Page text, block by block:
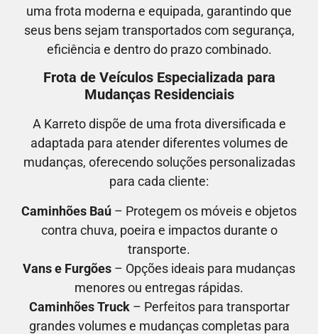
uma frota moderna e equipada, garantindo que
seus bens sejam transportados com segurança,
eficiência e dentro do prazo combinado.
Frota de Veículos Especializada para
Mudanças Residenciais
A Karreto dispõe de uma frota diversificada e
adaptada para atender diferentes volumes de
mudanças, oferecendo soluções personalizadas
para cada cliente:
Caminhões Baú – Protegem os móveis e objetos
contra chuva, poeira e impactos durante o
transporte.
Vans e Furgões – Opções ideais para mudanças
menores ou entregas rápidas.
Caminhões Truck– Perfeitos para transportar
grandes volumes e mudanças completas para